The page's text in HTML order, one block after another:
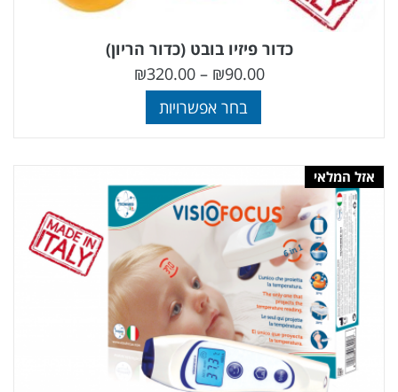
כדור פיזיו בובט (כדור הריון)
₪90.00
–
₪320.00
בחר אפשרויות
אזל המלאי